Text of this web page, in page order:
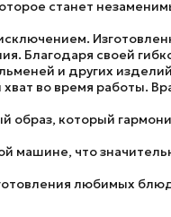
станет
Благодаря своей
и других изделий
во время работы.
образ, который
машине, что
любимых